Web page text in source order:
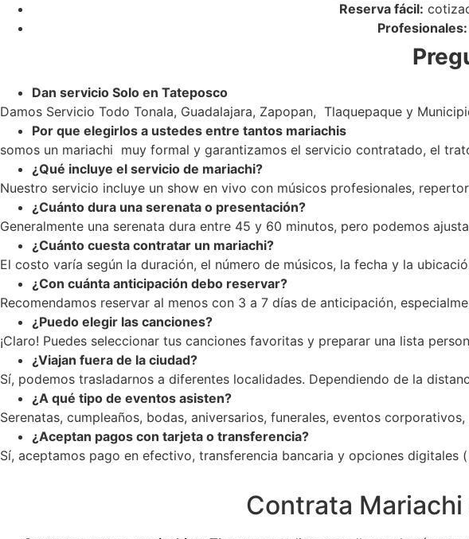
Reserva fácil:
Profesionales:
Dan servicio Solo en Tateposco
Damos Servicio Todo Tonala, Guadalajara, Zapopan, Tlaquepaque y
Por que elegirlos a ustedes entre tantos mariachis
somos un mariachi muy formal y garantizamos el servicio contratado, el
¿Qué incluye el servicio de mariachi?
Nuestro servicio incluye un show en vivo con músicos profesionales,
¿Cuánto dura una serenata o presentación?
Generalmente una serenata dura entre 45 y 60 minutos, pero podemos
¿Cuánto cuesta contratar un mariachi?
El costo varía según la duración, el número de músicos, la fecha y la
¿Con cuánta anticipación debo reservar?
Recomendamos reservar al menos con 3 a 7 días de anticipación,
¿Puedo elegir las canciones?
¡Claro! Puedes seleccionar tus canciones favoritas y preparar una lista
¿Viajan fuera de la ciudad?
Sí, podemos trasladarnos a diferentes localidades. Dependiendo de la
¿A qué tipo de eventos asisten?
Serenatas, cumpleaños, bodas, aniversarios, funerales, eventos
¿Aceptan pagos con tarjeta o transferencia?
Sí, aceptamos pago en efectivo, transferencia bancaria y opciones digitales
Contrata